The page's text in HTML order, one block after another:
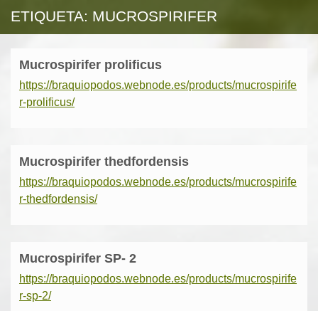
ETIQUETA: MUCROSPIRIFER
Mucrospirifer prolificus
https://braquiopodos.webnode.es/products/mucrospirife
r-prolificus/
Mucrospirifer thedfordensis
https://braquiopodos.webnode.es/products/mucrospirife
r-thedfordensis/
Mucrospirifer SP- 2
https://braquiopodos.webnode.es/products/mucrospirife
r-sp-2/